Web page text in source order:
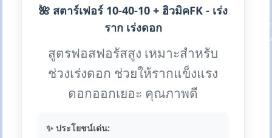
🌺 สตาร์เฟอร์ 10-40-10 + ฮิวมิคFK - เร่ง
ราก เร่งดอก
สูตรฟอสฟอรัสสูง เหมาะสำหรับ
ช่วงเร่งดอก ช่วยให้รากแข็งแรง
ดอกออกเยอะ คุณภาพดี
✨ ประโยชน์เด่น: